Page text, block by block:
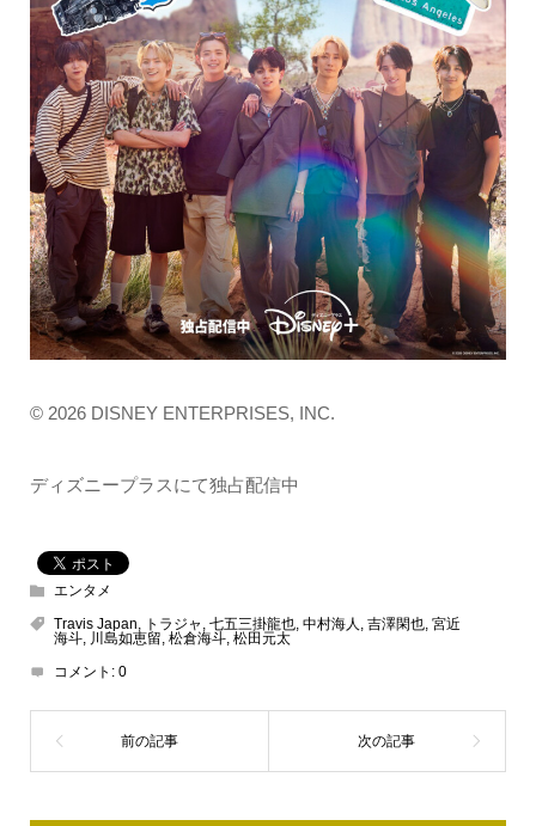
© 2026 DISNEY ENTERPRISES, INC.
ディズニープラスにて独占配信中
エンタメ
Travis Japan, トラジャ , 七五三掛龍也, 中村海人 , 吉澤閑也, 宮近
海斗, 川島如恵留, 松倉海斗, 松田元太
コメント: 0